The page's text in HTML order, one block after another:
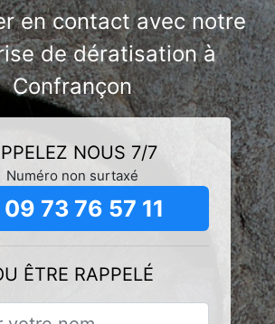
en contact avec notre
de dératisation à
Confrançon
NOUS 7/7
Numéro non surtaxé
09 73 76 57 11
ÊTRE RAPPELÉ